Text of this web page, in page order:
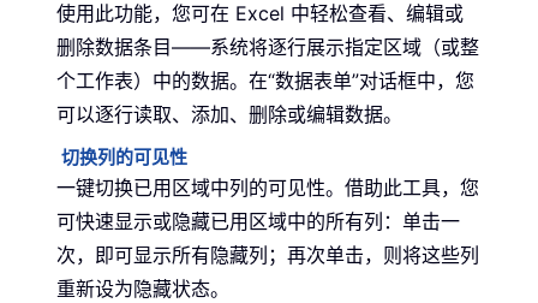
使用此功能，您可在 Excel 中轻松查看、编辑或
删除数据条目——系统将逐行展示指定区域（或整
个工作表）中的数据。在“数据表单”对话框中，您
可以逐行读取、添加、删除或编辑数据。
切换列的可见性
一键切换已用区域中列的可见性。借助此工具，您
可快速显示或隐藏已用区域中的所有列：单击一
次，即可显示所有隐藏列；再次单击，则将这些列
重新设为隐藏状态。